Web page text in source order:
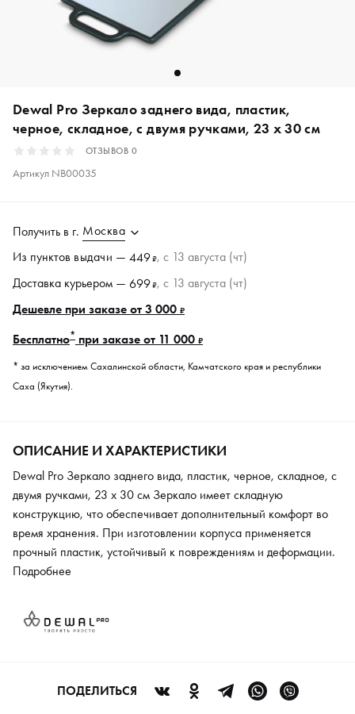
Dewal Pro Зеркало заднего вида, пластик,
черное, складное, с двумя ручками, 23 х 30 см
ОТЗЫВОВ 0
Артикул NB00035
Получить в г. Москва
Из пунктов выдачи — 449₽, c 13 августа (чт)
Доставка курьером — 699₽, c 13 августа (чт)
Дешевле при заказе от 3 000 ₽
Бесплатно* при заказе от 11 000 ₽
* за исключением Сахалинской области, Камчатского края и республики
Саха (Якутия).
ОПИСАНИЕ И ХАРАКТЕРИСТИКИ
Dewal Pro Зеркало заднего вида, пластик, черное, складное, с
двумя ручками, 23 х 30 см Зеркало имеет складную
конструкцию, что обеспечивает дополнительный комфорт во
время хранения. При изготовлении корпуса применяется
прочный пластик, устойчивый к повреждениям и деформации.
Модель используется в парикмахерских салонах для
произведено из высококачественного стекла. Материал
сохраняет эксплуатационные свойства в течение
загрязнений осуществляется с помощью влажной салфетки
или губки, смоченной в мыльной воде.
Подробнее
ПОДЕЛИТЬСЯ